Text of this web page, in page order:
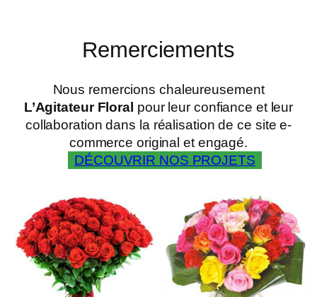
Remerciements
Nous remercions chaleureusement
L’Agitateur Floral pour leur confiance et leur
collaboration dans la réalisation de ce site e-
commerce original et engagé.
DÉCOUVRIR NOS PROJETS